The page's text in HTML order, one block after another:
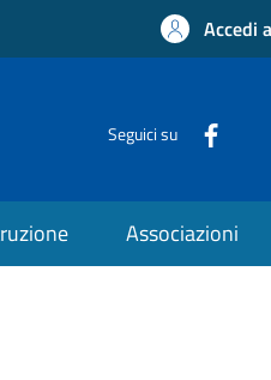
Accedi
Seguici su
Associazioni